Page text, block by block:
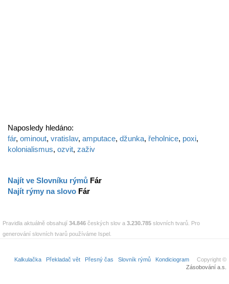
Naposledy hledáno:
fár, ominout, vratislav, amputace, džunka, řeholnice, poxi,
kolonialismus, ozvit, zaživ
Najít ve Slovníku rýmů Fár
Najít rýmy na slovo Fár
Pravidla aktuálně obsahují 34.846 českých slov a 3.230.785 slovních tvarů. Pro
generování slovních tvarů používáme Ispel.
Kalkulačka Překladač vět Přesný čas Slovník rýmů Kondiciogram Copyright ©
Zásobování a.s.